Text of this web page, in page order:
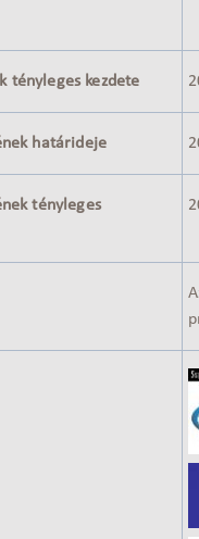
tényleges kezdete
határideje
tényleges